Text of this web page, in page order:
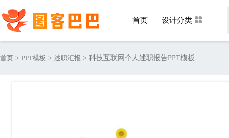
首页 设计分类
首页 > PPT模板 > 述职汇报 > 科技互联网个人述职报告PPT模板